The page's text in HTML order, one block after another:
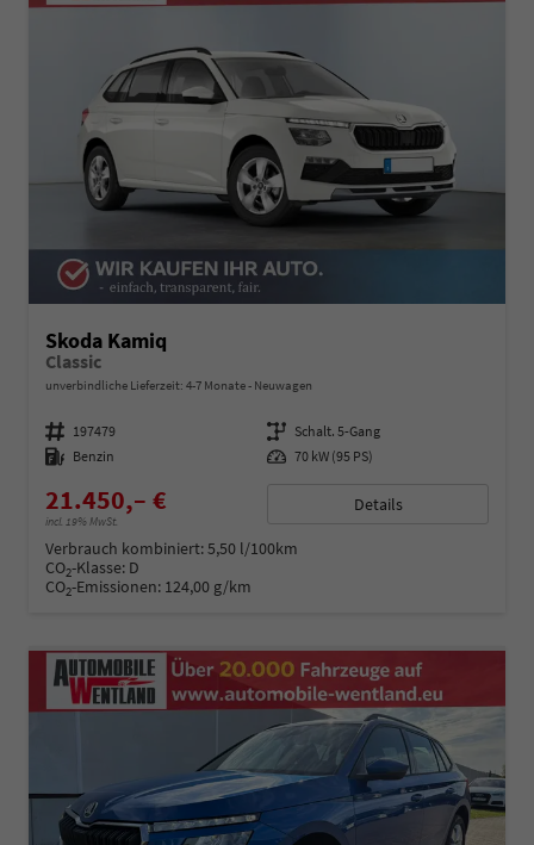
Skoda Kamiq
Classic
unverbindliche Lieferzeit: 4-7 Monate Neuwagen
Fahrzeugnummer 197479 Getriebe Schalt. 5-Gang
Kraftstoff Benzin Leistung 70 kW (95 PS)
21.450,– €
incl. 19% MwSt.
Details
Verbrauch kombiniert:5,50 l/100km
CO2-Klasse: D
CO2-Emissionen: 124,00 g/km